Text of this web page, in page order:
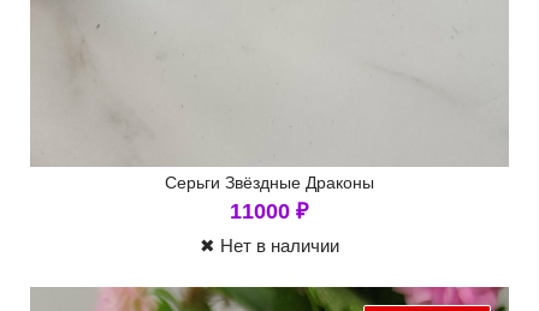
Серьги Звёздные Драконы
11000 ₽
✖ Нет в наличии